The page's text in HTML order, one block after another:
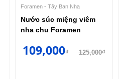
Foramen - Tây Ban Nha
Nước súc miệng viêm
nha chu Foramen
109,000₫125,000₫